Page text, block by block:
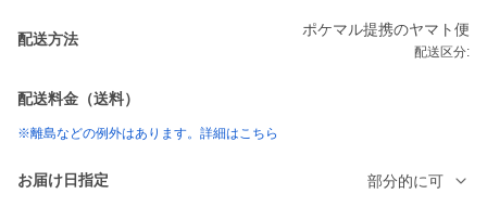
配送方法
ポケマル提携のヤマト便
配送区分:
配送料金（送料）
※離島などの例外はあります。詳細はこちら
お届け日指定 部分的に可